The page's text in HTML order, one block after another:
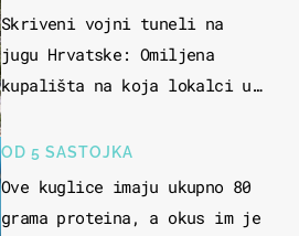
Skriveni vojni tuneli na
jugu Hrvatske: Omiljena
kupališta na koja lokalci u
u more
OD 5 SASTOJKA
Ove kuglice imaju ukupno 80
grama proteina, a okus im je